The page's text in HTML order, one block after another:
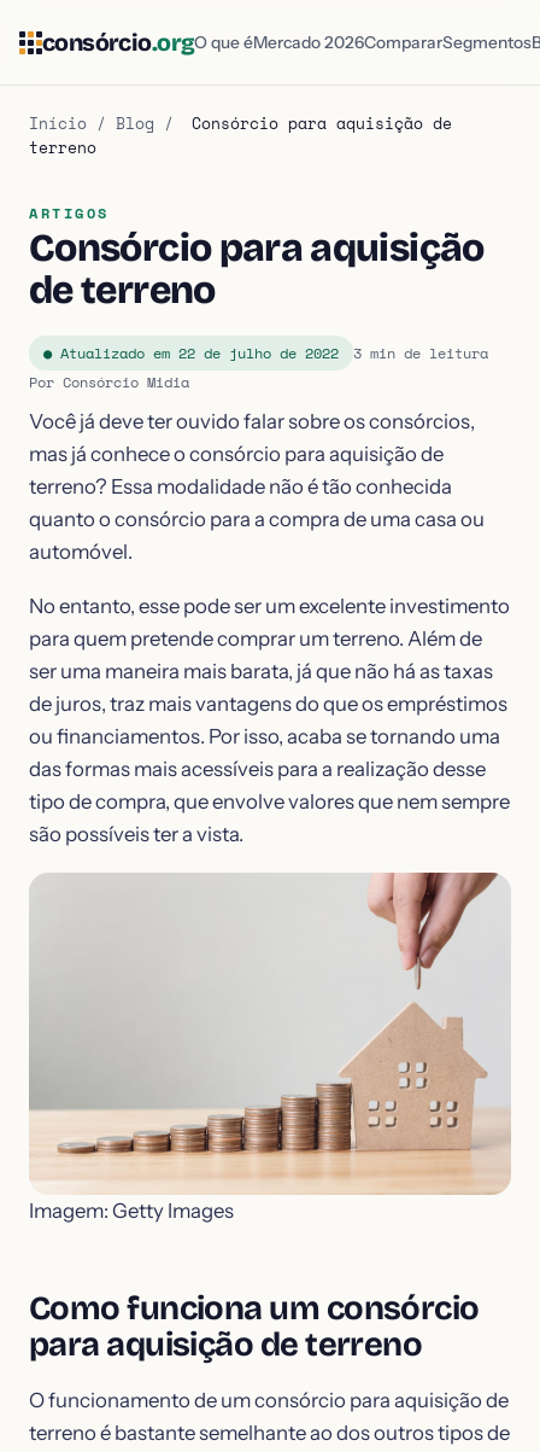
consórcio.orgO que éMercado 2026CompararSegmentos
Início / Blog /
Consórcio para aquisição de
terreno
ARTIGOS
Consórcio para aquisição
de terreno
● Atualizado em 22 de julho de 2022
3 min de leitura
Por Consórcio Midia
Você já deve ter ouvido falar sobre os consórcios,
mas já conhece o consórcio para aquisição de
terreno? Essa modalidade não é tão conhecida
quanto o consórcio para a compra de uma casa ou
automóvel.
No entanto, esse pode ser um excelente investimento
para quem pretende comprar um terreno. Além de
ser uma maneira mais barata, já que não há as taxas
de juros, traz mais vantagens do que os empréstimos
ou financiamentos. Por isso, acaba se tornando uma
das formas mais acessíveis para a realização desse
tipo de compra, que envolve valores que nem sempre
são possíveis ter a vista.
Imagem: Getty Images
Como funciona um consórcio
para aquisição de terreno
O funcionamento de um consórcio para aquisição de
terreno é bastante semelhante ao dos outros tipos de